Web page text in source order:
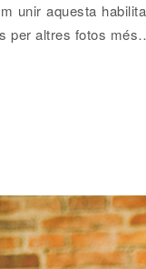
unir aquesta
per altres fotos